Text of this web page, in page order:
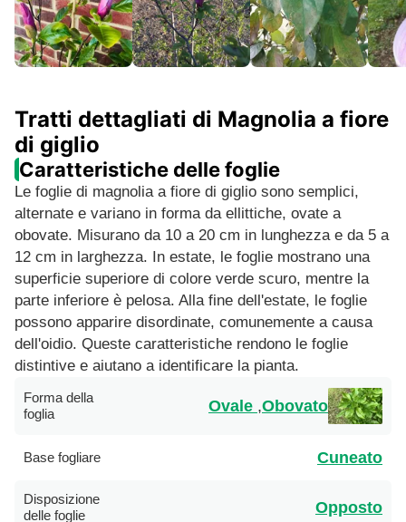
Tratti dettagliati di Magnolia a fiore
di giglio
Caratteristiche delle foglie
Le foglie di magnolia a fiore di giglio sono semplici,
alternate e variano in forma da ellittiche, ovate a
obovate. Misurano da 10 a 20 cm in lunghezza e da 5 a
12 cm in larghezza. In estate, le foglie mostrano una
superficie superiore di colore verde scuro, mentre la
parte inferiore è pelosa. Alla fine dell'estate, le foglie
possono apparire disordinate, comunemente a causa
dell'oidio. Queste caratteristiche rendono le foglie
distintive e aiutano a identificare la pianta.
Forma della
foglia
Ovale ,Obovato
Base fogliare Cuneato
Disposizione
delle foglie
Opposto